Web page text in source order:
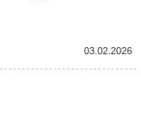
03.02.2026